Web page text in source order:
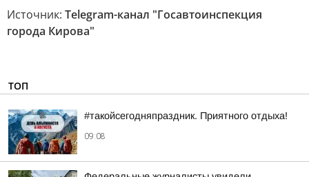
Источник: Telegram-канал "Госавтоинспекция
города Кирова"
ТОП
#такойсегодняпраздник. Приятного отдыха!
09:08